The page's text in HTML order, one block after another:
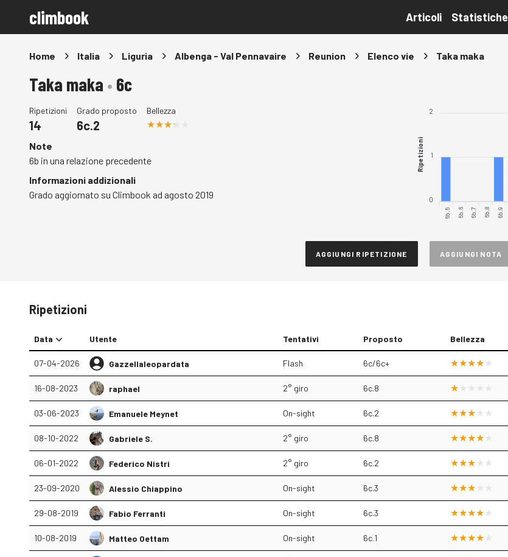
climbook Articoli Statistiche
Home Italia Liguria Albenga - Val Pennavaire Reunion Elenco vie Taka maka
Taka maka • 6c
Ripetizioni
14
Grado proposto
6c.2
Bellezza
Note
6b in una relazione precedente
Informazioni addizionali
Grado aggiornato su Climbook ad agosto 2019
2
1
0
Ripetizioni
6b.5 6b.6 6b.7 6b.8 6b.9
AGGIUNGI RIPETIZIONE AGGIUNGI NOTA
Ripetizioni
Data Utente Tentativi Proposto Bellezza
07-04-2026 Gazzellaleopardata Flash 6c/6c+
16-08-2023 raphael 2° giro 6c.8
03-06-2023 Emanuele Meynet On-sight 6c.2
08-10-2022 Gabriele S. 2° giro 6c.8
06-01-2022 Federico Nistri 2° giro 6c.2
23-09-2020 Alessio Chiappino On-sight 6c.3
29-08-2019 Fabio Ferranti On-sight 6c.3
10-08-2019 Matteo Oettam On-sight 6c.1